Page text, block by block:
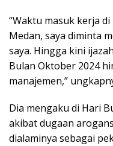
“Waktu masuk kerja
Medan, saya diminta
saya. Hingga kini
Bulan Oktober 2024
manajemen,”
Dia mengaku di Hari
akibat dugaan
dialaminya sebagai